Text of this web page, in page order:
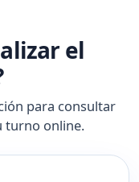
el
para consultar
turno online.